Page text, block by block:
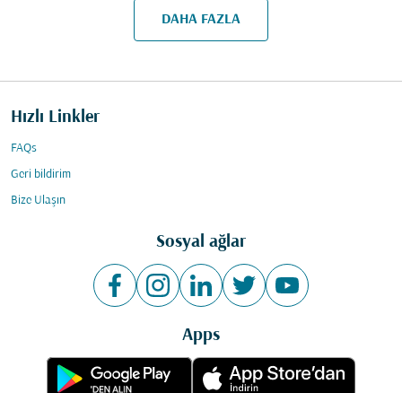
DAHA FAZLA
Hızlı Linkler
FAQs
Geri bildirim
Bize Ulaşın
Sosyal ağlar
Apps